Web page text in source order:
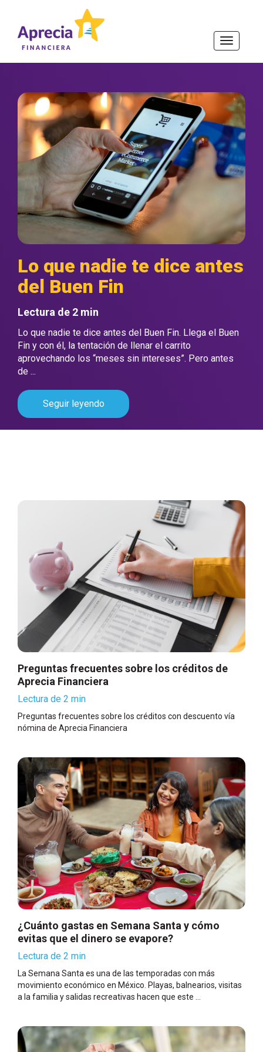
Lo que nadie te dice antes
del Buen Fin
Lectura de 2 min
Lo que nadie te dice antes del Buen Fin. Llega el Buen
Fin y con él, la tentación de llenar el carrito
aprovechando los “meses sin intereses”. Pero antes
de ...
Seguir leyendo
Preguntas frecuentes sobre los créditos de
Aprecia Financiera
Lectura de 2 min
Preguntas frecuentes sobre los créditos con descuento vía
nómina de Aprecia Financiera
¿Cuánto gastas en Semana Santa y cómo
evitas que el dinero se evapore?
Lectura de 2 min
La Semana Santa es una de las temporadas con más
movimiento económico en México. Playas, balnearios, visitas
a la familia y salidas recreativas hacen que este ...